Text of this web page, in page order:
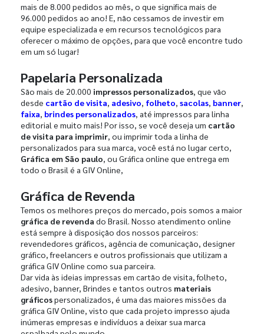
mais de 8.000 pedidos ao mês, o que significa mais de
96.000 pedidos ao ano! E, não cessamos de investir em
equipe especializada e em recursos tecnológicos para
oferecer o máximo de opções, para que você encontre tudo
em um só lugar!
Papelaria Personalizada
São mais de 20.000 impressos personalizados, que vão
desde cartão de visita, adesivo, folheto, sacolas, banner,
faixa, brindes personalizados, até impressos para linha
editorial e muito mais! Por isso, se você deseja um cartão
de visita para imprimir, ou imprimir toda a linha de
personalizados para sua marca, você está no lugar certo,
Gráfica em São paulo, ou Gráfica online que entrega em
todo o Brasil é a GIV Online,
Gráfica de Revenda
Temos os melhores preços do mercado, pois somos a maior
gráfica de revenda do Brasil. Nosso atendimento online
está sempre à disposição dos nossos parceiros:
revendedores gráficos, agência de comunicação, designer
gráfico, freelancers e outros profissionais que utilizam a
gráfica GIV Online como sua parceira.
Dar vida às ideias impressas em cartão de visita, folheto,
adesivo, banner, Brindes e tantos outros materiais
gráficospersonalizados, é uma das maiores missões da
gráfica GIV Online, visto que cada projeto impresso ajuda
inúmeras empresas e indivíduos a deixar sua marca